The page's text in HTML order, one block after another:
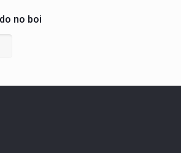
no boi